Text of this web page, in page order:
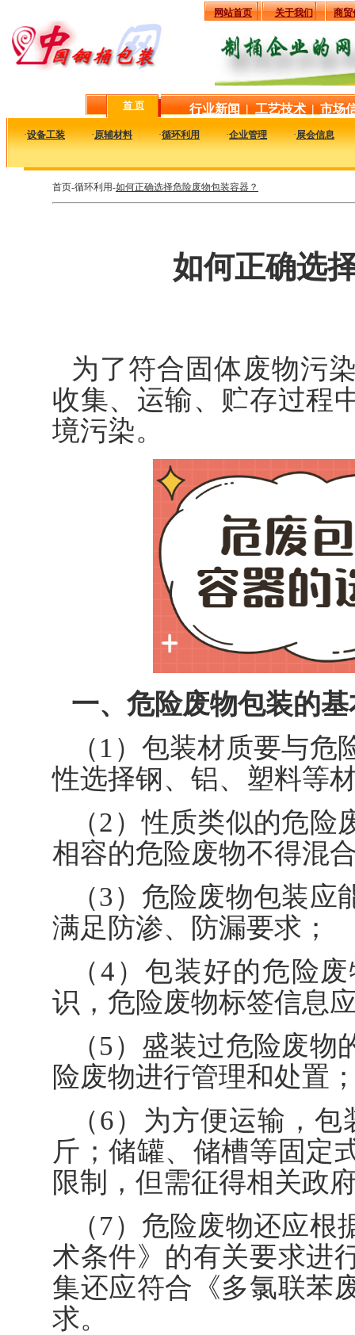
网站首页 关于我们 商贸
首 页 行业新闻 | 工艺技术 | 市场
·设备工装 ·原辅材料 ·循环利用 ·企业管理 ·展会信息
首页-循环利用-如何正确选择危险废物包装容器？
如何正确选
为了符合固体废物污
收集、运输、贮存过程
境污染。
一、危险废物包装的
（1）包装材质要与
性选择钢、铝、塑料等
（2）性质类似的危
相容的危险废物不得混
（3）危险废物包装
满足防渗、防漏要求；
（4）包装好的危险
识，危险废物标签信息
（5）盛装过危险废
险废物进行管理和处置
（6）为方便运输，
斤；储罐、储槽等固定
限制，但需征得相关政
（7）危险废物还应
术条件》的有关要求进
集还应符合《多氯联苯
求。